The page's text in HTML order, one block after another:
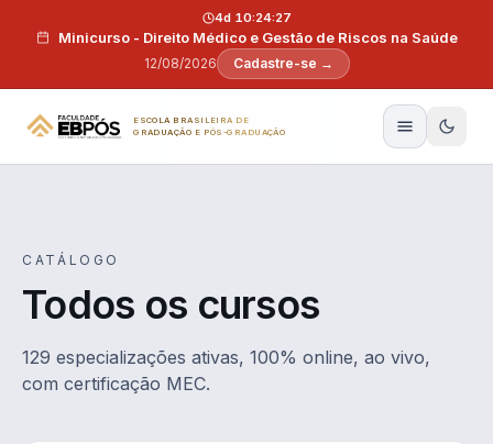
Minicurso - Direito Médico e Gestão de Riscos na Saúde
12/08/2026
4d 10:24:26
Cadastre-se →
ESCOLA BRASILEIRA DE
GRADUAÇÃO E PÓS-GRADUAÇÃO
CATÁLOGO
Todos os cursos
129 especializações ativas, 100% online, ao vivo,
com certificação MEC.